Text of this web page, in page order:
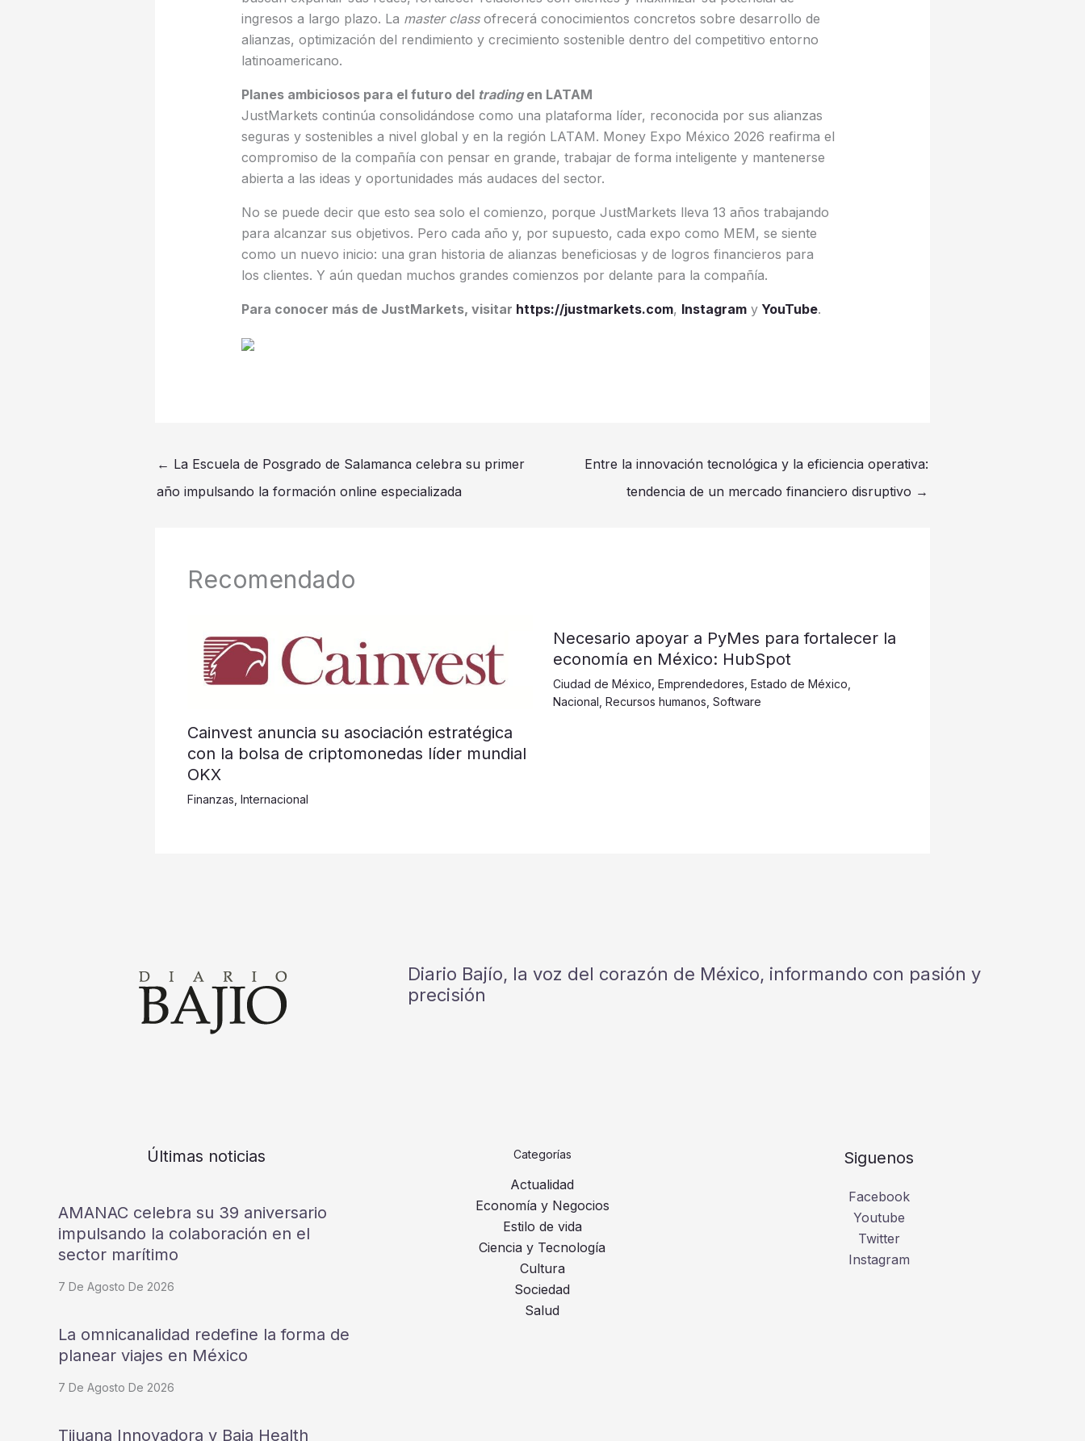
ingresos a largo plazo. La master classofrecerá conocimientos concretos sobre desarrollo de
alianzas, optimización del rendimiento y crecimiento sostenible dentro del competitivo entorno
latinoamericano.
Planes ambiciosos para el futuro deltrading en LATAM
JustMarkets continúa consolidándose como una plataforma líder, reconocida por sus alianzas
seguras y sostenibles a nivel global y en la región LATAM. Money Expo México 2026 reafirma el
compromiso de la compañía con pensar en grande, trabajar de forma inteligente y mantenerse
abierta a las ideas y oportunidades más audaces del sector.
No se puede decir que esto sea solo el comienzo, porque JustMarkets lleva 13 años trabajando
para alcanzar sus objetivos. Pero cada año y, por supuesto, cada expo como MEM, se siente
como un nuevo inicio: una gran historia de alianzas beneficiosas y de logros financieros para
los clientes. Y aún quedan muchos grandes comienzos por delante para la compañía.
Para conocer más de JustMarkets, visitar https://justmarkets.com, Instagramy YouTube.
← La Escuela de Posgrado de Salamanca celebra su primer
año impulsando la formación online especializada
Entre la innovación tecnológica y la eficiencia operativa:
tendencia de un mercado financiero disruptivo →
Recomendado
Cainvest anuncia su asociación estratégica
con la bolsa de criptomonedas líder mundial
OKX
Finanzas Internacional
​​​​​Necesario apoyar a PyMes para fortalecer la
economía en México: HubSpot
Ciudad de México Emprendedores Estado de México
Nacional Recursos humanos Software
Diario Bajío, la voz del corazón de México, informando con pasión y
precisión
Últimas noticias
AMANAC celebra su 39 aniversario
impulsando la colaboración en el
sector marítimo
7 De Agosto De 2026
La omnicanalidad redefine la forma de
planear viajes en México
7 De Agosto De 2026
Tijuana Innovadora y Baja Health
Categorías
Actualidad
Economía y Negocios
Estilo de vida
Ciencia y Tecnología
Cultura
Sociedad
Salud
Siguenos
Facebook
Youtube
Twitter
Instagram